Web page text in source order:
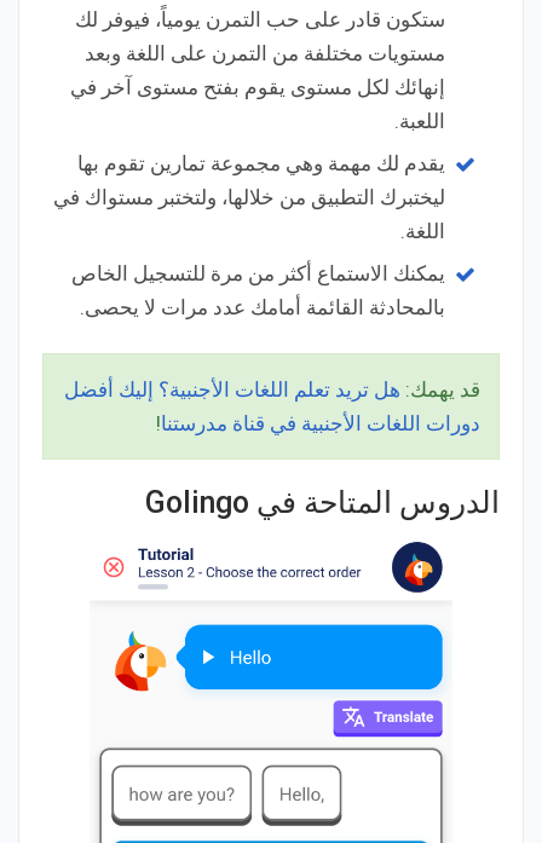
ستكون قادر على حب التمرن يومياً، فيوفر لك
مستويات مختلفة من التمرن على اللغة وبعد
إنهائك لكل مستوى يقوم بفتح مستوى آخر في
اللعبة.
يقدم لك مهمة وهي مجموعة تمارين تقوم بها
ليختبرك التطبيق من خلالها، ولتختبر مستواك في
اللغة.
يمكنك الاستماع أكثر من مرة للتسجيل الخاص
بالمحادثة القائمة أمامك عدد مرات لا يحصى.
قد يهمك: هل تريد تعلم اللغات الأجنبية؟ إليك أفضل
دورات اللغات الأجنبية في قناة مدرستنا!
الدروس المتاحة في Golingo